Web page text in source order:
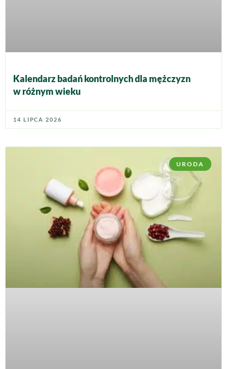
Kalendarz badań kontrolnych dla mężczyzn
w różnym wieku
14 LIPCA 2026
URODA